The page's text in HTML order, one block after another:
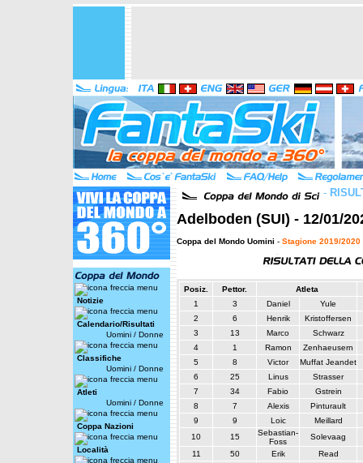
Notizie
Calendario/Risultati
Uomini / Donne
Classifiche
Uomini / Donne
Atleti
Uomini / Donne
Coppa Nazioni
Località
-
Adelboden (SUI) - 12/01/
Coppa del Mondo Uomini - Stagione 2019/2020
Posiz. Pettor.
Atleta
1
3 Daniel
Yule
2
6 Henrik
Kristoffersen
3
13 Marco
Schwarz
4
1 Ramon
Zenhaeusern
5
8 Victor
Muffat Jeandet
6
25 Linus
Strasser
7
34 Fabio
Gstrein
8
7 Alexis
Pinturault
9
9 Loic
Meillard
10
15
Sebastian-
Foss
Solevaag
11
50 Erik
Read